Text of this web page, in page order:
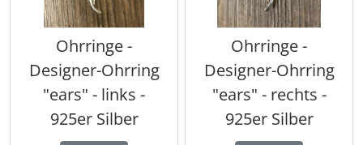
Ohrringe -
Designer-Ohrring
"ears" - links -
925er Silber
Ohrringe -
Designer-Ohrring
"ears" - rechts -
925er Silber